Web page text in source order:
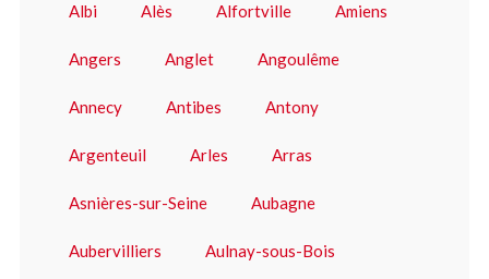
Albi Alès Alfortville Amiens
Angers Anglet Angoulême
Annecy Antibes Antony
Argenteuil Arles Arras
Asnières-sur-Seine Aubagne
Aubervilliers Aulnay-sous-Bois